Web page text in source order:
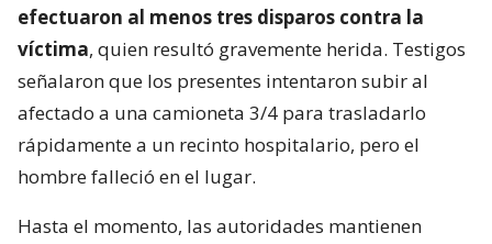
efectuaron al menos tres disparos contra la
víctima, quien resultó gravemente herida. Testigos
señalaron que los presentes intentaron subir al
afectado a una camioneta 3/4 para trasladarlo
rápidamente a un recinto hospitalario, pero el
hombre falleció en el lugar.
Hasta el momento, las autoridades mantienen